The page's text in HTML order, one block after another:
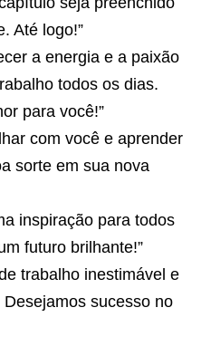
Até logo!”
a energia e a paixão
todos os dias.
para você!”
com você e aprender
sorte em sua nova
inspiração para todos
futuro brilhante!”
trabalho inestimável e
sucesso no